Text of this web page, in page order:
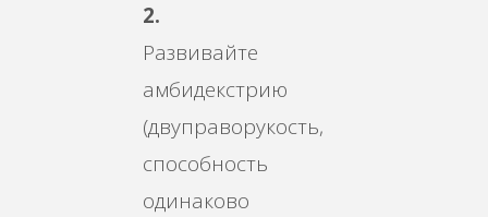
2.
Развивайте
амбидекстрию
(двуправорукость,
способность
одинаково